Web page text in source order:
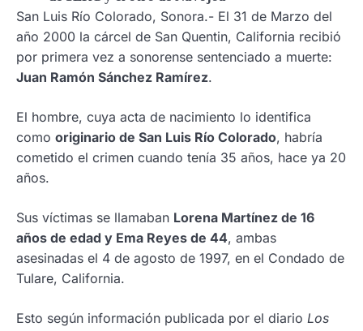
San Luis Río Colorado, Sonora.- El 31 de Marzo del
año 2000 la cárcel de San Quentin, California recibió
por primera vez a sonorense sentenciado a muerte:
Juan Ramón Sánchez Ramírez.
El hombre, cuya acta de nacimiento lo identifica
como originario de San Luis Río Colorado, habría
cometido el crimen cuando tenía 35 años, hace ya 20
años.
Sus víctimas se llamaban Lorena Martínez de 16
años de edad y Ema Reyes de 44, ambas
asesinadas el 4 de agosto de 1997, en el Condado de
Tulare, California.
Esto según información publicada por el diario Los